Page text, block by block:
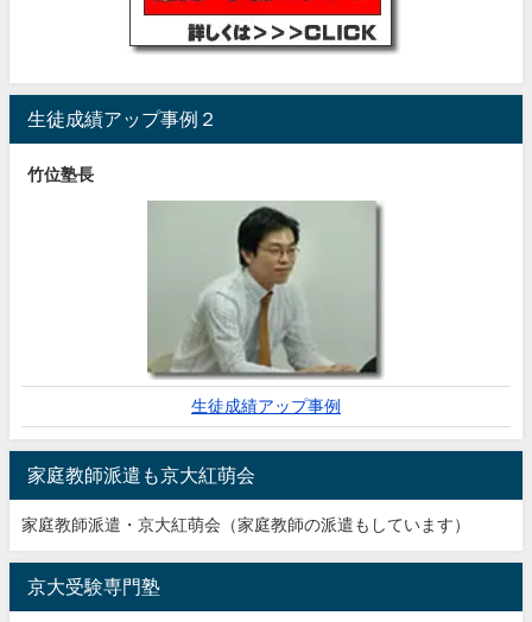
生徒成績アップ事例２
竹位塾長
生徒成績アップ事例
家庭教師派遣も京大紅萌会
家庭教師派遣・京大紅萌会（家庭教師の派遣もしています）
京大受験専門塾